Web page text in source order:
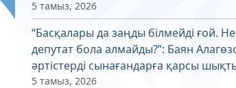
5 тамыз, 2026
“Басқалары да заңды білмейді ғой.
депутат бола алмайды?”: Баян
әртістерді сынағандарға қарсы
5 тамыз, 2026